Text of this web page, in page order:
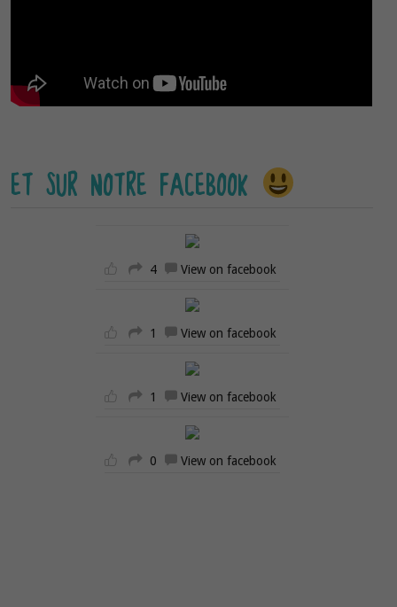
ET SUR NOTRE FACEBOOK
4 View on facebook
1 View on facebook
1 View on facebook
0 View on facebook